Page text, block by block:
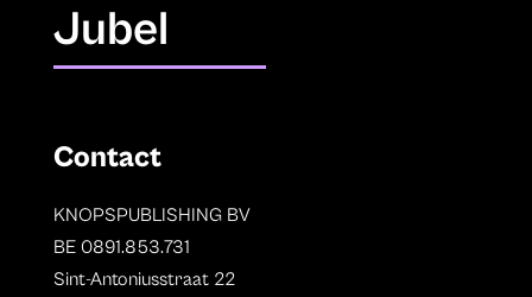
Jubel
Contact
KNOPSPUBLISHING BV
BE 0891.853.731
Sint-Antoniusstraat 22